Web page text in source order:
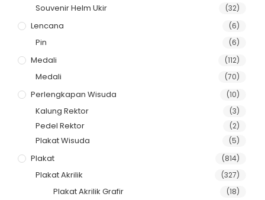
Souvenir Helm Ukir (32)
Lencana (6)
Pin (6)
Medali (112)
Medali (70)
Perlengkapan Wisuda (10)
Kalung Rektor (3)
Pedel Rektor (2)
Plakat Wisuda (5)
Plakat (814)
Plakat Akrilik (327)
Plakat Akrilik Grafir (18)